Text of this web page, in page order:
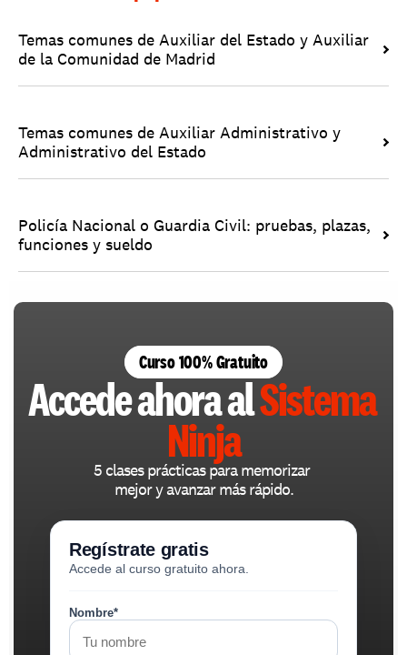
Temas comunes de Auxiliar del Estado y Auxiliar
de la Comunidad de Madrid
Temas comunes de Auxiliar Administrativo y
Administrativo del Estado
Policía Nacional o Guardia Civil: pruebas, plazas,
funciones y sueldo
Curso 100% Gratuito
Accede ahora al Sistema
Ninja
5 clases prácticas para memorizar
mejor y avanzar más rápido.
Regístrate gratis
Accede al curso gratuito ahora.
Nombre*